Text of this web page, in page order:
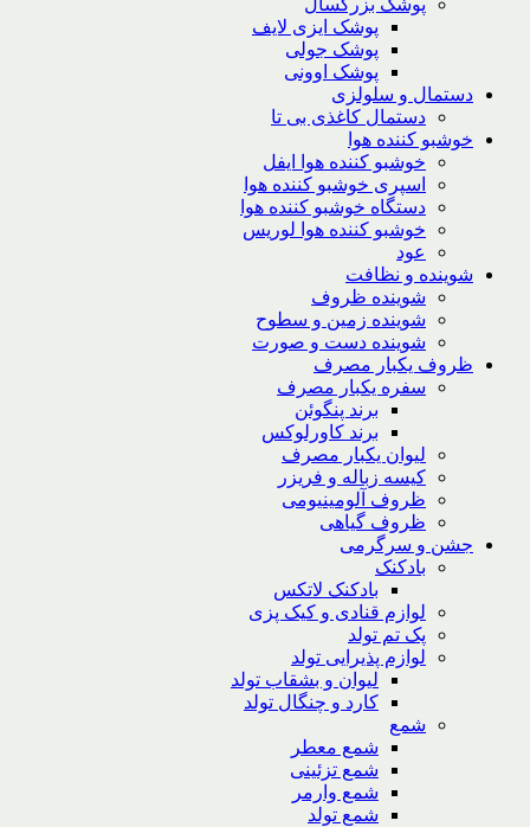
پوشک بزرگسال
پوشک ایزی لایف
پوشک جولی
پوشک اوونی
دستمال و سلولزی
دستمال کاغذی بی تا
خوشبو کننده هوا
خوشبو کننده هوا ایفل
اسپری خوشبو کننده هوا
دستگاه خوشبو کننده هوا
خوشبو کننده هوا لوریس
عود
شوینده و نظافت
شوینده ظروف
شوینده زمین و سطوح
شوینده دست و صورت
ظروف یکبار مصرف
سفره یکبار مصرف
برند پنگوئن
برند کاورلوکس
لیوان یکبار مصرف
کیسه زباله و فریزر
ظروف آلومینیومی
ظروف گیاهی
جشن و سرگرمی
بادکنک
بادکنک لاتکس
لوازم قنادی و کیک پزی
پک تم تولد
لوازم پذیرایی تولد
لیوان و بشقاب تولد
کارد و چنگال تولد
شمع
شمع معطر
شمع تزئینی
شمع وارمر
شمع تولد